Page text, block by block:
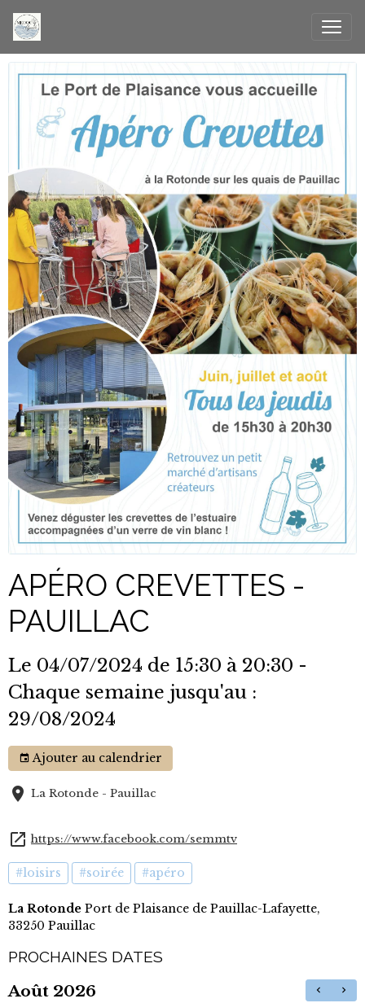
APÉRO CREVETTES -
PAUILLAC
Le 04/07/2024 de 15:30 à 20:30 -
Chaque semaine jusqu'au :
29/08/2024
Ajouter au calendrier
La Rotonde - Pauillac
https://www.facebook.com/semmtv
#loisirs #soirée #apéro
La Rotonde Port de Plaisance de Pauillac-Lafayette,
33250 Pauillac
PROCHAINES DATES
Août 2026